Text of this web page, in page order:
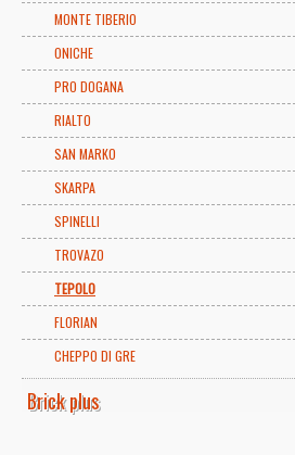
MONTE TIBERIO
ONICHE
PRO DOGANA
RIALTO
SAN MARKO
SKARPA
SPINELLI
TROVAZO
TEPOLO
FLORIAN
CHEPPO DI GRE
Brick plus